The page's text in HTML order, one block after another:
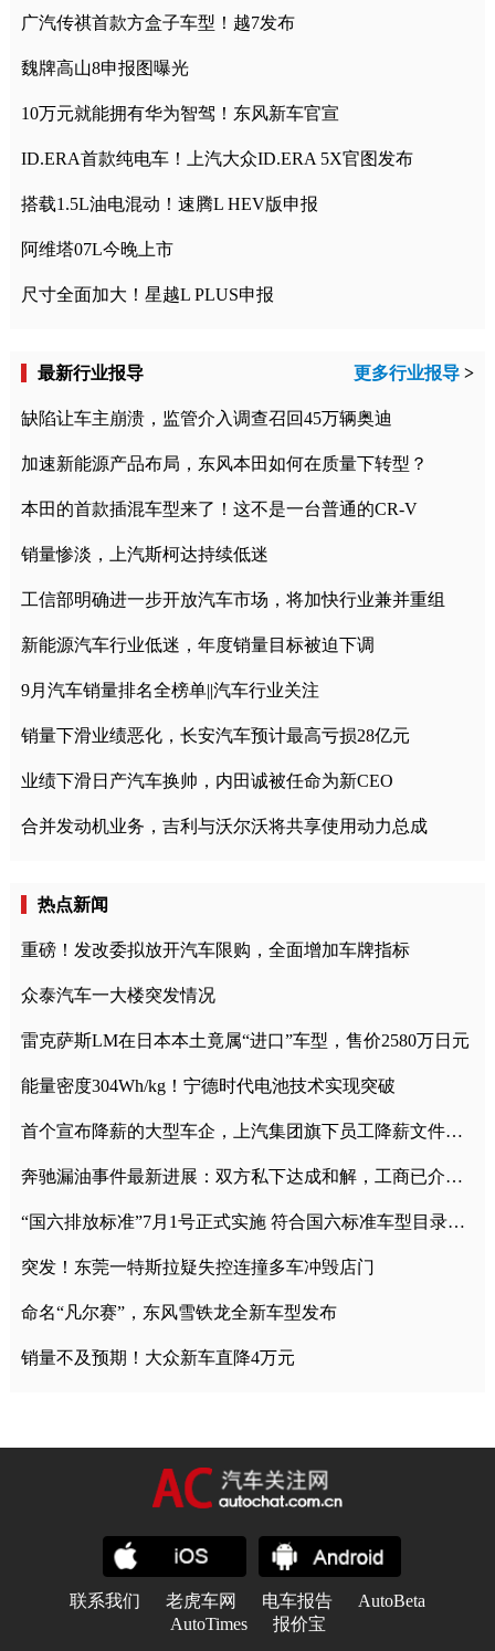
广汽传祺首款方盒子车型！越7发布
魏牌高山8申报图曝光
10万元就能拥有华为智驾！东风新车官宣
ID.ERA首款纯电车！上汽大众ID.ERA 5X官图发布
搭载1.5L油电混动！速腾L HEV版申报
阿维塔07L今晚上市
尺寸全面加大！星越L PLUS申报
最新行业报导 更多行业报导 >
缺陷让车主崩溃，监管介入调查召回45万辆奥迪
加速新能源产品布局，东风本田如何在质量下转型？
本田的首款插混车型来了！这不是一台普通的CR-V
销量惨淡，上汽斯柯达持续低迷
工信部明确进一步开放汽车市场，将加快行业兼并重组
新能源汽车行业低迷，年度销量目标被迫下调
9月汽车销量排名全榜单||汽车行业关注
销量下滑业绩恶化，长安汽车预计最高亏损28亿元
业绩下滑日产汽车换帅，内田诚被任命为新CEO
合并发动机业务，吉利与沃尔沃将共享使用动力总成
热点新闻
重磅！发改委拟放开汽车限购，全面增加车牌指标
众泰汽车一大楼突发情况
雷克萨斯LM在日本本土竟属“进口”车型，售价2580万日元
能量密度304Wh/kg！宁德时代电池技术实现突破
首个宣布降薪的大型车企，上汽集团旗下员工降薪文件曝光
奔驰漏油事件最新进展：双方私下达成和解，工商已介入调查
“国六排放标准”7月1号正式实施 符合国六标准车型目录一览
突发！东莞一特斯拉疑失控连撞多车冲毁店门
命名“凡尔赛”，东风雪铁龙全新车型发布
销量不及预期！大众新车直降4万元
联系我们 老虎车网 电车报告
AutoBeta
AutoTimes
报价宝